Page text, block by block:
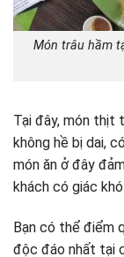
Món trâu hầm
Tại đây, món thịt
không hề bị dai,
món ăn ở đây
khách có giác
Bạn có thể điểm
độc đáo nhất tại